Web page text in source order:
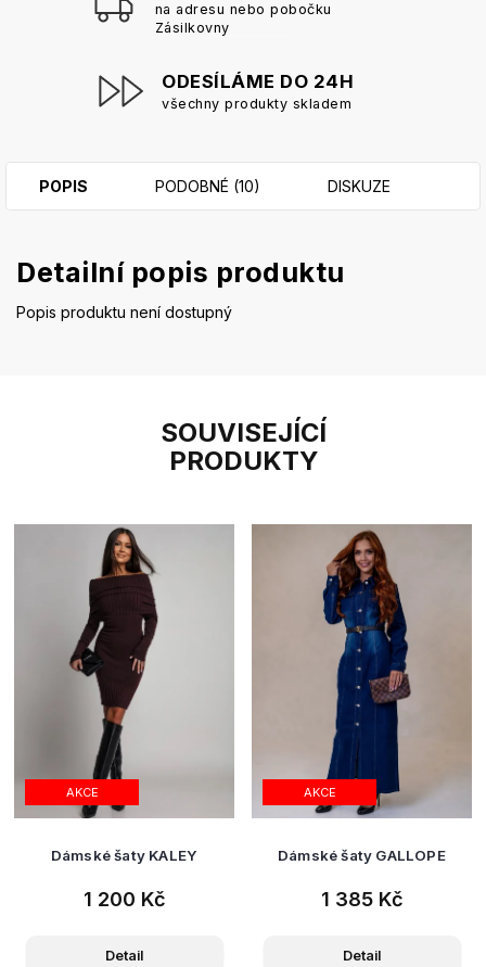
na adresu nebo pobočku
Zásilkovny
ODESÍLÁME DO 24H
všechny produkty skladem
SOUVISEJÍCÍ
PRODUKTY
AKCE
Dámské šaty KALEY
1 200 Kč
Detail
AKCE
Dámské šaty GALLOPE
1 385 Kč
Detail
POPIS PODOBNÉ (10) DISKUZE
Detailní popis produktu
Popis produktu není dostupný